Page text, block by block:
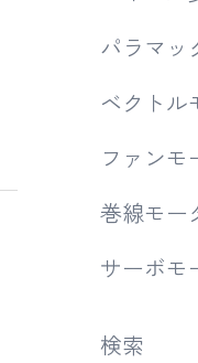
パラマッ
ベクトル
ファンモ
巻線モー
サーボモ
検索